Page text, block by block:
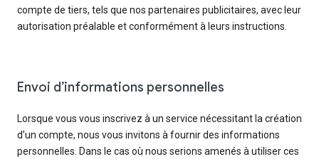
compte de tiers, tels que nos partenaires publicitaires, avec leur
autorisation préalable et conformément à leurs instructions.
Envoi d’informations personnelles
Lorsque vous vous inscrivez à un service nécessitant la création
d’un compte, nous vous invitons à fournir des informations
personnelles. Dans le cas où nous serions amenés à utiliser ces